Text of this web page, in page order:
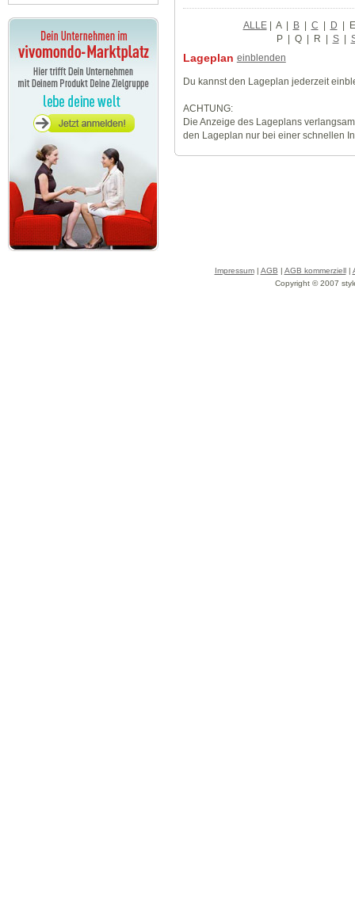
ALLE| A | B | C | D |
P | Q | R | S |
Lageplan einblenden
Du kannst den Lageplan jederzeit
ACHTUNG:
Die Anzeige des Lageplans
den Lageplan nur bei einer schnellen
Impressum| AGB | AGB kommerziell|
Copyright © 2007